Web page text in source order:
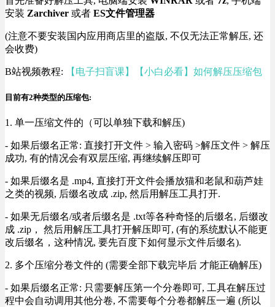
安装 Zarchiver 或者 ES文件管理器
(注意不要安装国内应用商店里的盗版, 不仅无法正常解压, 还
会收费)
B站视频教程: 【电子扫盲课】【小白必看】如何解压压缩包
目前有2种类型的压缩包:
1. 单一压缩文件的（可以单独下载和解压)
- 如果后缀名正常: 直接打开文件 > 输入密码 >解压文件 > 解压
成功, 有的情况会有双层压缩, 再继续解压即可
- 如果后缀名是 .mp4, 直接打开文件会播放猫和老鼠和葫芦娃
之类的视频, 后缀名改成 .zip, 然后用解压工具打开.
- 如果无后缀名/或者后缀名是 .txt等各种奇怪的后缀名, 后缀改
成 .zip， 然后用解压工具打开解压即可, (有的系统默认不能更
改后缀名，这种情况, 要先百度下如何显示文件后缀名).
2. 多个压缩分卷文件的 (需要全部下载完毕后 才能正确解压)
- 如果后缀名正常: 只需要解压第一个分卷即可, 工具在解压过
程中会自动调用其他分卷, 不需要每个分卷都解压一遍 (所以